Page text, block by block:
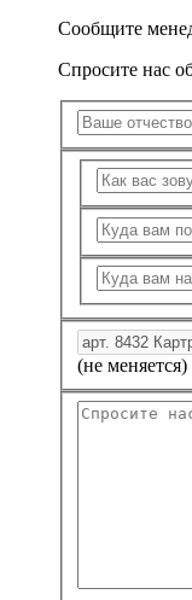
Сообщите
Спросите нас
(не меняется)